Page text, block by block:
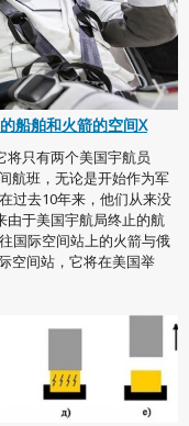
船舶和火箭的空间X
将只有两个美国宇航员
航班，无论是开始作为军
过去10年来，他们从来没
由于美国宇航局终止的航
国际空间站上的火箭与俄
空间站，它将在美国举